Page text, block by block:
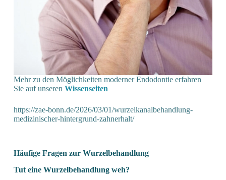
Mehr zu den Möglichkeiten moderner Endodontie erfahren
Sie auf unseren Wissenseiten
https://zae-bonn.de/2026/03/01/wurzelkanalbehandlung-
medizinischer-hintergrund-zahnerhalt/
Häufige Fragen zur Wurzel­behandlung
Tut eine Wurzel­behandlung weh?